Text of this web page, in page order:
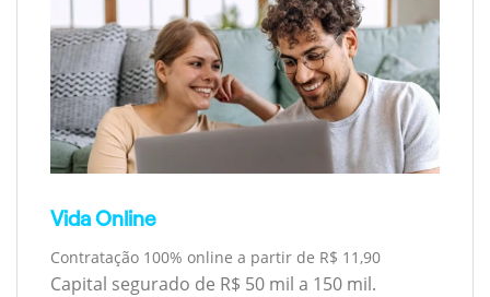
Vida Online
Contratação 100% online a partir de R$ 11,90
Capital segurado de R$ 50 mil a 150 mil.